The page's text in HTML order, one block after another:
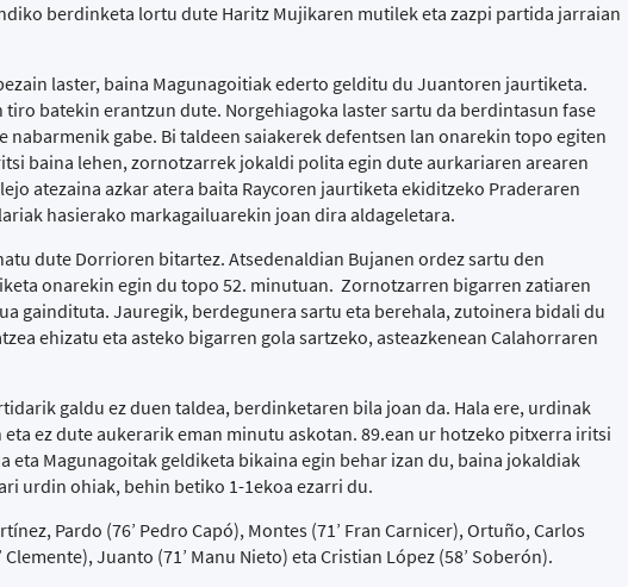
berdinketa lortu dute Haritz Mujikaren mutilek eta zazpi partida jarraian
laster, baina Magunagoitiak ederto gelditu du Juantoren jaurtiketa.
batekin erantzun dute. Norgehiagoka laster sartu da berdintasun fase
nabarmenik gabe. Bi taldeen saiakerek defentsen lan onarekin topo egiten
baina lehen, zornotzarrek jokaldi polita egin dute aurkariaren arearen
atezaina azkar atera baita Raycoren jaurtiketa ekiditzeko Praderaren
hasierako markagailuarekin joan dira aldageletara.
dute Dorrioren bitartez. Atsedenaldian Bujanen ordez sartu den
onarekin egin du topo 52. minutuan. Zornotzarren bigarren zatiaren
gaindituta. Jauregik, berdegunera sartu eta berehala, zutoinera bidali du
ehizatu eta asteko bigarren gola sartzeko, asteazkenean Calahorraren
galdu ez duen taldea, berdinketaren bila joan da. Hala ere, urdinak
ez dute aukerarik eman minutu askotan. 89.ean ur hotzeko pitxerra iritsi
eta Magunagoitak geldiketa bikaina egin behar izan du, baina jokaldiak
urdin ohiak, behin betiko 1-1ekoa ezarri du.
Pardo (76’ Pedro Capó), Montes (71’ Fran Carnicer), Ortuño, Carlos
Juanto (71’ Manu Nieto) eta Cristian López (58’ Soberón).